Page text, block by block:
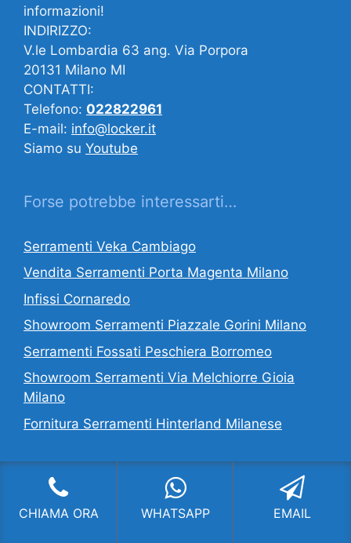
informazioni!
INDIRIZZO:
V.le Lombardia 63 ang. Via Porpora
20131 Milano MI
CONTATTI:
Telefono: 022822961
E-mail: info@locker.it
Siamo su Youtube
Forse potrebbe interessarti…
Serramenti Veka Cambiago
Vendita Serramenti Porta Magenta Milano
Infissi Cornaredo
Showroom Serramenti Piazzale Gorini Milano
Serramenti Fossati Peschiera Borromeo
Showroom Serramenti Via Melchiorre Gioia
Milano
Fornitura Serramenti Hinterland Milanese
CI OCCUPIAMO DI:
Serramenti Milano,Fornitura Serramenti
CHIAMA ORA WHATSAPP EMAIL